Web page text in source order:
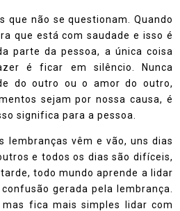
que não se questionam. Quando
que está com saudade e isso é
parte da pessoa, a única coisa
é ficar em silêncio. Nunca
do outro ou o amor do outro,
sejam por nossa causa, é
significa para a pessoa.
lembranças vêm e vão, uns dias
e todos os dias são difíceis,
todo mundo aprende a lidar
gerada pela lembrança.
fica mais simples lidar com